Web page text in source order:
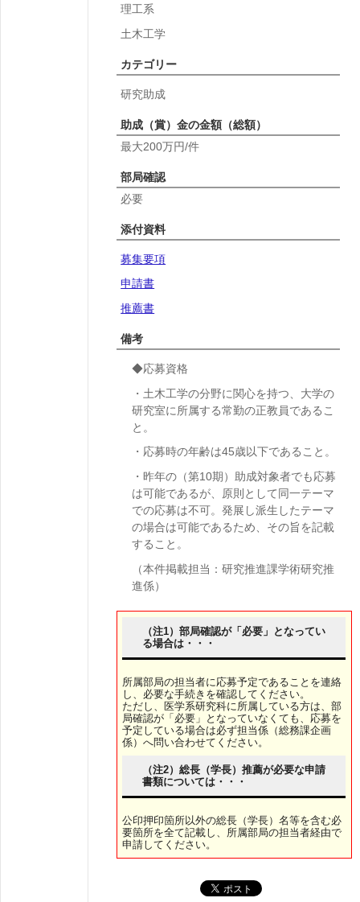
理工系
土木工学
カテゴリー
研究助成
助成（賞）金の金額（総額）
最大200万円/件
部局確認
必要
添付資料
募集要項
申請書
推薦書
備考
◆応募資格
・土木工学の分野に関心を持つ、大学の
研究室に所属する常勤の正教員であるこ
と。
・応募時の年齢は45歳以下であること。
・昨年の（第10期）助成対象者でも応募
は可能であるが、原則として同一テーマ
での応募は不可。発展し派生したテーマ
の場合は可能であるため、その旨を記載
すること。
（本件掲載担当：研究推進課学術研究推
進係）
（注1）部局確認が「必要」となってい
る場合は・・・
所属部局の担当者に応募予定であることを連絡
し、必要な手続きを確認してください。
ただし、医学系研究科に所属している方は、部
局確認が「必要」となっていなくても、応募を
予定している場合は必ず担当係（総務課企画
係）へ問い合わせてください。
（注2）総長（学長）推薦が必要な申請
書類については・・・
公印押印箇所以外の総長（学長）名等を含む必
要箇所を全て記載し、所属部局の担当者経由で
申請してください。